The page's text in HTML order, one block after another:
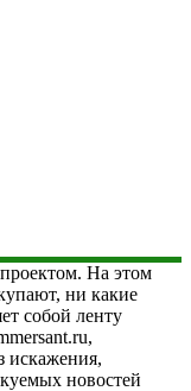
На этом
ни какие
собой ленту
искажения,
новостей